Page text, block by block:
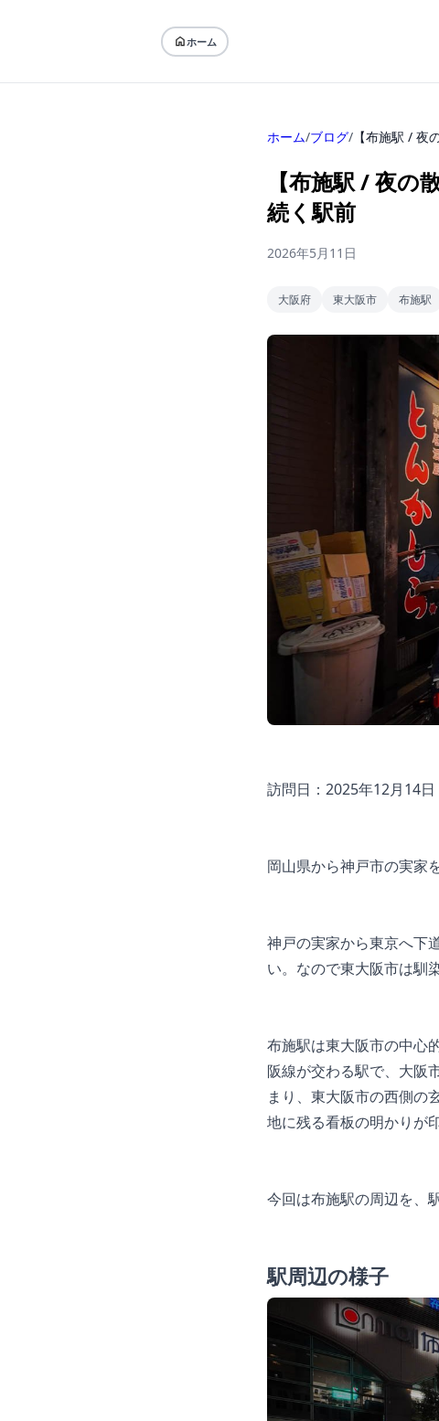
ホーム
ホーム/ブログ/ 【布施駅 / 夜
【布施駅 / 夜の
続く駅前
2026年5月11日
大阪府 東大阪市 布施駅
訪問日：2025年12月14日
岡山県から神戸市の実家
神戸の実家から東京へ下
い。なので東大阪市は馴
布施駅は東大阪市の中心
阪線が交わる駅で、大阪
まり、東大阪市の西側の
地に残る看板の明かりが
今回は布施駅の周辺を、
駅周辺の様子